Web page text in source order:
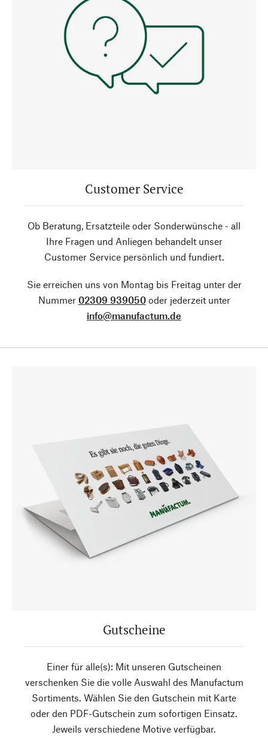
Customer Service
Ob Beratung, Ersatzteile oder Sonderwünsche - all
Ihre Fragen und Anliegen behandelt unser
Customer Service persönlich und fundiert.
Sie erreichen uns von Montag bis Freitag unter der
Nummer 02309 939050oder jederzeit unter
info@manufactum.de
Gutscheine
Einer für alle(s): Mit unseren Gutscheinen
verschenken Sie die volle Auswahl des Manufactum
Sortiments. Wählen Sie den Gutschein mit Karte
oder den PDF-Gutschein zum sofortigen Einsatz.
Jeweils verschiedene Motive verfügbar.